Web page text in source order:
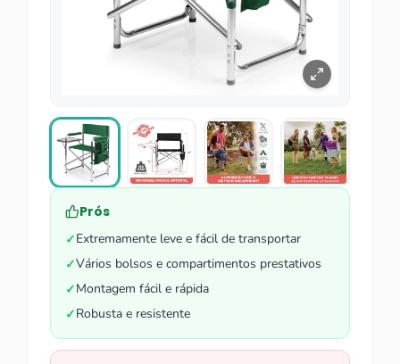
Prós
✓Extremamente leve e fácil de transportar
✓Vários bolsos e compartimentos prestativos
✓Montagem fácil e rápida
✓Robusta e resistente